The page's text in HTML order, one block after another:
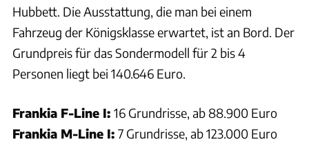
Hubbett. Die Ausstattung, die man bei einem
Fahrzeug der Königsklasse erwartet, ist an Bord. Der
Grundpreis für das Sondermodell für 2 bis 4
Personen liegt bei 140.646 Euro.
Frankia F-Line I: 16 Grundrisse, ab 88.900 Euro
Frankia M-Line I: 7 Grundrisse, ab 123.000 Euro